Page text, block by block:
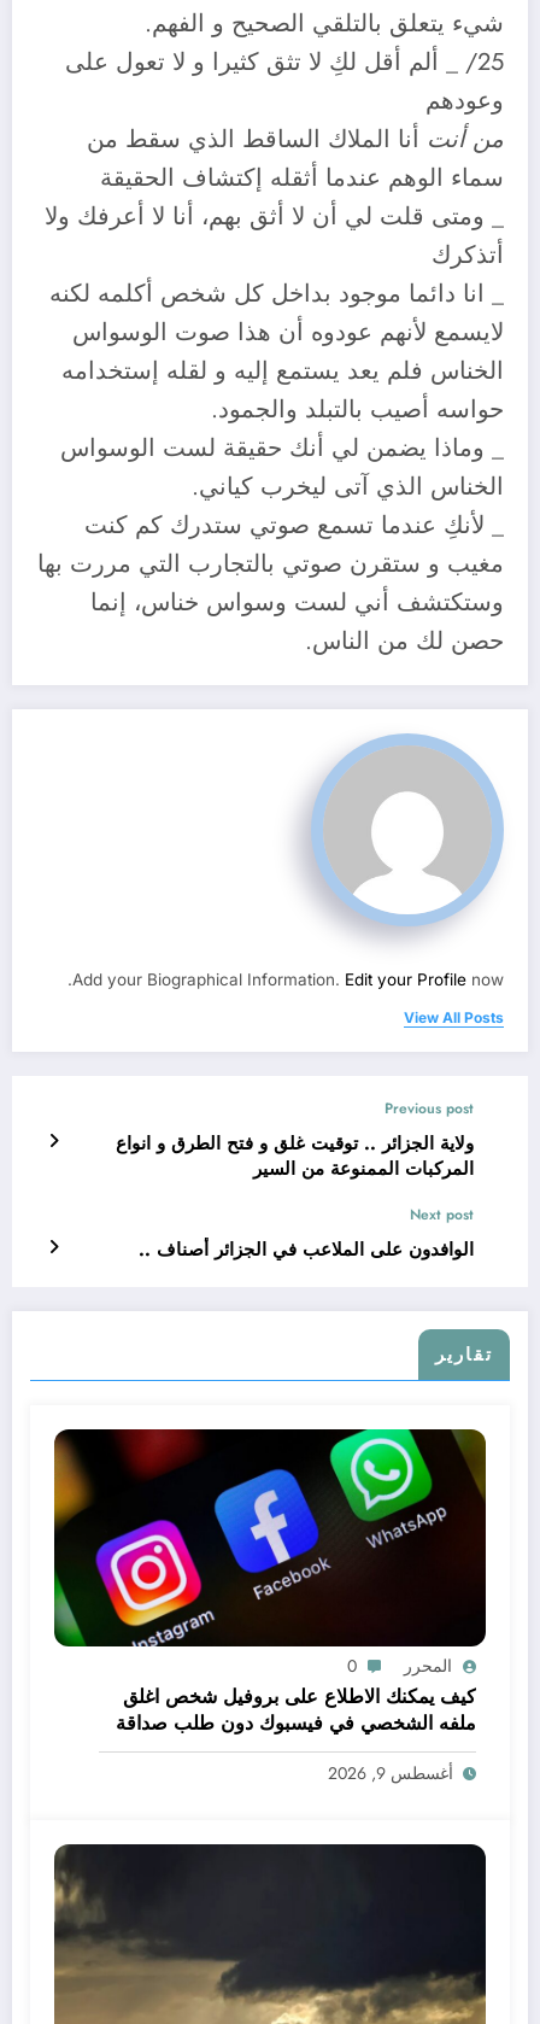
شيء يتعلق بالتلقي الصحيح و الفهم.
25/ _ ألم أقل لكِ لا تثق كثيرا و لا تعول على
وعودهم
من أنت أنا الملاك الساقط الذي سقط من
سماء الوهم عندما أثقله إكتشاف الحقيقة
_ ومتى قلت لي أن لا أثق بهم، أنا لا أعرفك ولا
أتذكرك
_ انا دائما موجود بداخل كل شخص أكلمه لكنه
لايسمع لأنهم عودوه أن هذا صوت الوسواس
الخناس فلم يعد يستمع إليه و لقله إستخدامه
حواسه أصيب بالتبلد والجمود.
_ وماذا يضمن لي أنك حقيقة لست الوسواس
الخناس الذي آتى ليخرب كياني.
_ لأنكِ عندما تسمع صوتي ستدرك كم كنت
مغيب و ستقرن صوتي بالتجارب التي مررت بها
وستكتشف أني لست وسواس خناس، إنما
حصن لك من الناس.
Add your Biographical Information. Edit your Profile now.
View All Posts
Previous post
ولاية الجزائر .. توقيت غلق و فتح الطرق و انواع
المركبات الممنوعة من السير
Next post
الوافدون على الملاعب في الجزائر أصناف ..
تقارير
المحرر 0
كيف يمكنك الاطلاع على بروفيل شخص اغلق
ملفه الشخصي في فيسبوك دون طلب صداقة
.. الاطلاع على محتوى صفحة شخص اغلق ملفه
الشخصي في فيسبوك دون طلب صداقة
أغسطس 9, 2026